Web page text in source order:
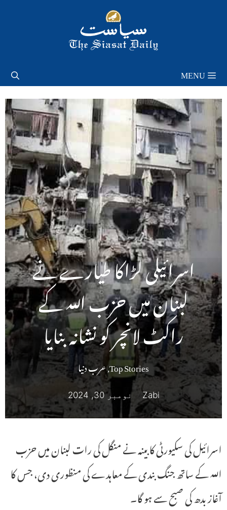
MENU
اسرائیلی لڑاکا طیارے نے
لبنان میں حزب اللہ کے
راکٹ لانچر کو نشانہ بنایا
Top Stories
,عرب دنیا
Zabi نومبر 30, 2024
اسرائیل کی سکیورٹی کابینہ نے منگل کی رات لبنان میں حزب
اللہ کے ساتھ جنگ ​​بندی کے معاہدے کی منظوری دی، جس کا
آغاز بدھ کی صبح سے ہو گا۔